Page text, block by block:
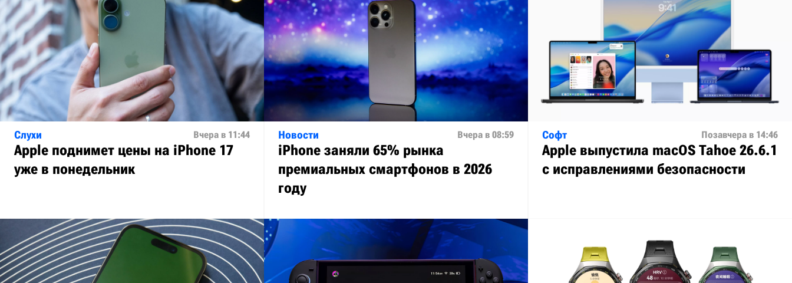
Слухи Вчера в 11:44
Apple поднимет цены на iPhone 17
уже в понедельник
Новости Вчера в 08:59
iPhone заняли 65% рынка
премиальных смартфонов в 2026
году
Софт Позавчера в 14:46
Apple выпустила macOS Tahoe 26.6.1
с исправлениями безопасности